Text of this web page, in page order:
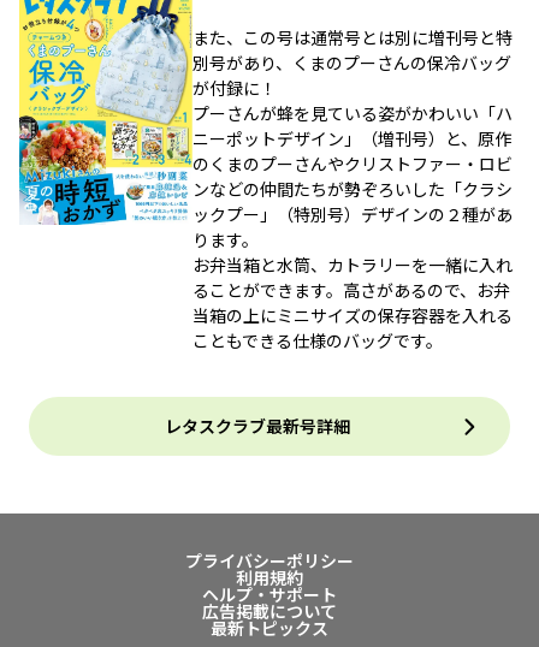
また、この号は通常号とは別に増刊号と特
別号があり、くまのプーさんの保冷バッグ
が付録に！
プーさんが蜂を見ている姿がかわいい「ハ
ニーポットデザイン」（増刊号）と、原作
のくまのプーさんやクリストファー・ロビ
ンなどの仲間たちが勢ぞろいした「クラシ
ックプー」（特別号）デザインの２種があ
ります。
お弁当箱と水筒、カトラリーを一緒に入れ
ることができます。高さがあるので、お弁
当箱の上にミニサイズの保存容器を入れる
こともできる仕様のバッグです。
レタスクラブ最新号詳細
プライバシーポリシー
利用規約
ヘルプ・サポート
広告掲載について
最新トピックス